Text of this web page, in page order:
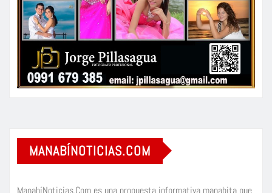
MANABÍNOTICIAS.COM
ManabíNoticias.Com es una propuesta informativa manabita que